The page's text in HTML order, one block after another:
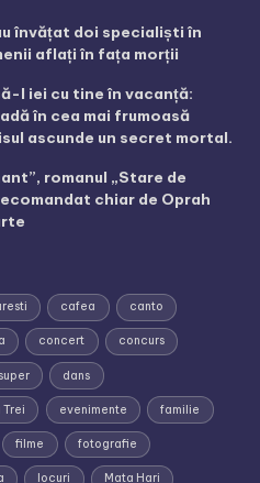
învățat doi specialiști în
aflați în fața morții
l iei cu tine în vacanță:
în cea mai frumoasă
ascunde un secret mortal.
romanul „Stare de
chiar de Oprah
cafea canto
concert concurs
dans
Trei evenimente familie
filme fotografie
locuri Mata Hari